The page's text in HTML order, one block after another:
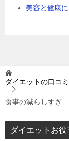
美容と健康
ダイエットの口コ
食事の減らしすぎ
ダイエットお